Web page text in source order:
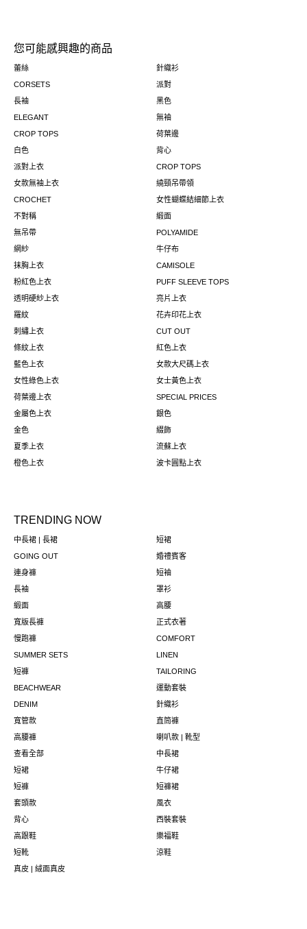
您可能感興趣的商品
蕾絲
針織衫
CORSETS
派對
長袖
黑色
ELEGANT
無袖
CROP TOPS
荷葉邊
白色
背心
派對上衣
CROP TOPS
女款無袖上衣
繞頸吊帶領
CROCHET
女性蝴蝶結細節上衣
不對稱
緞面
無吊帶
POLYAMIDE
網紗
牛仔布
抹胸上衣
CAMISOLE
粉紅色上衣
PUFF SLEEVE TOPS
透明硬紗上衣
亮片上衣
羅紋
花卉印花上衣
刺繡上衣
CUT OUT
條紋上衣
紅色上衣
藍色上衣
女款大尺碼上衣
女性綠色上衣
女士黃色上衣
荷葉邊上衣
SPECIAL PRICES
金屬色上衣
銀色
金色
綴飾
夏季上衣
流蘇上衣
橙色上衣
波卡圓點上衣
TRENDING NOW
中長裙 | 長裙
短裙
GOING OUT
婚禮賓客
連身褲
短袖
長袖
罩衫
緞面
高腰
寬版長褲
正式衣著
慢跑褲
COMFORT
SUMMER SETS
LINEN
短褲
TAILORING
BEACHWEAR
運動套裝
DENIM
針織衫
寬管款
直筒褲
高腰褲
喇叭款 | 靴型
查看全部
中長裙
短裙
牛仔裙
短褲
短褲裙
套頭款
風衣
背心
西裝套裝
高跟鞋
樂福鞋
短靴
涼鞋
真皮 | 絨面真皮